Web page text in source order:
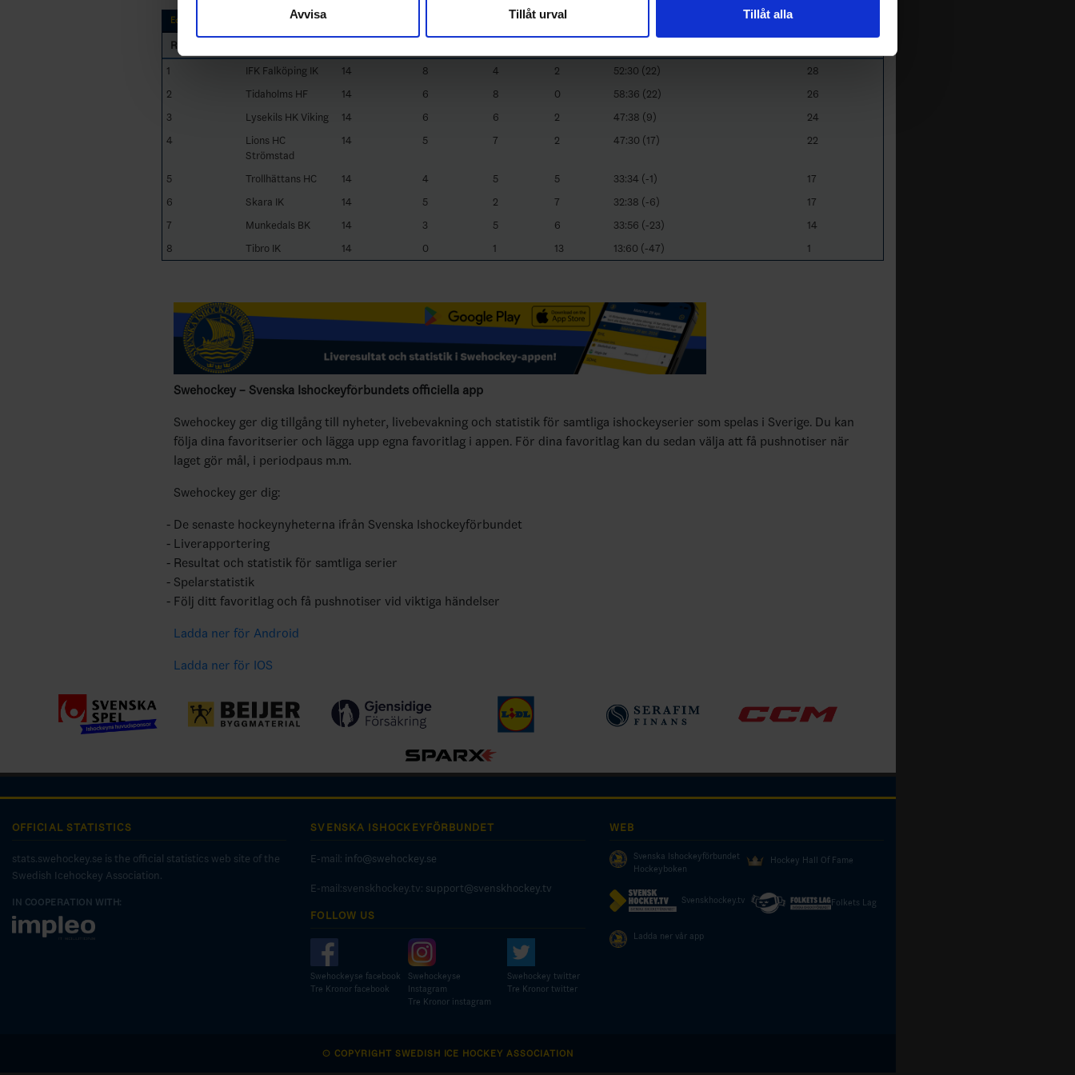
till de sociala medier och annons- och analysföretag som vi samarbetar med. Dessa kan i sin tur kombinera informationen
med annan information som du har tillhandahållit eller som de har samlat in när du har använt deras tjänster.
Avvisa Tillåt urval Tillåt alla
Equal Strength
RK
1
IFK Falköping IK 14 8 4 2 52:30 (22)
28
2
Tidaholms HF 14 6 8 0 58:36 (22)
26
3
Lysekils HK Viking 14 6 6 2 47:38 (9)
24
4
Lions HC
Strömstad
14 5 7 2 47:30 (17) 22
5 Trollhättans HC 14 4 5 5 33:34 (-1)
17
6
Skara IK 14 5 2 7 32:38 (-6)
17
7
Munkedals BK 14 3 5 6 33:56 (-23)
14
8
Tibro IK 14 0 1 13 13:60 (-47) 1
Swehockey – Svenska Ishockeyförbundets officiella app
Swehockey ger dig tillgång till nyheter, livebevakning och statistik för samtliga ishockeyserier som spelas i Sverige. Du kan
följa dina favoritserier och lägga upp egna favoritlag i appen. För dina favoritlag kan du sedan välja att få pushnotiser när
laget gör mål, i periodpaus m.m.
Swehockey ger dig:
De senaste hockeynyheterna ifrån Svenska Ishockeyförbundet
Liverapportering
Resultat och statistik för samtliga serier
Spelarstatistik
Följ ditt favoritlag och få pushnotiser vid viktiga händelser
Ladda ner för Android
Ladda ner för IOS
OFFICIAL STATISTICS
stats.swehockey.se is the official statistics web site of the
Swedish Icehockey Association.
IN COOPERATION WITH:
SVENSKA ISHOCKEYFÖRBUNDET
E-mail: info@swehockey.se
E-mail:svenskhockey.tv: support@svenskhockey.tv
FOLLOW US
Swehockeyse facebook
Tre Kronor facebook
Swehockeyse
Instagram
Tre Kronor instagram
Swehockey twitter
Tre Kronor twitter
WEB
Svenska Ishockeyförbundet
Hockeyboken
Hockey Hall Of Fame
Svenskhockey.tv Folkets Lag
Ladda ner vår app
© COPYRIGHT SWEDISH ICE HOCKEY ASSOCIATION